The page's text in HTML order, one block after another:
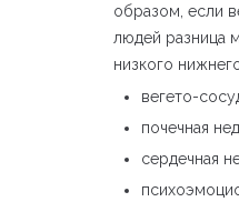
образом, если
людей разница
низкого
вегето-
почечная
сердечная